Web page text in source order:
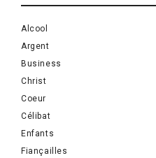
Alcool
Argent
Business
Christ
Coeur
Célibat
Enfants
Fiançailles